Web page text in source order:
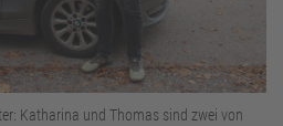
Katharina und Thomas sind zwei von